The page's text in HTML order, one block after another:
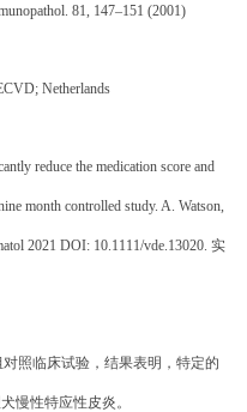
81, 147‒151 (2001)
Netherlands
reduce the medication score and
month controlled study. A. Watson,
2021 DOI: 10.1111/vde.13020. 实
照临床试验，结果表明，特定的
慢性特应性皮炎。